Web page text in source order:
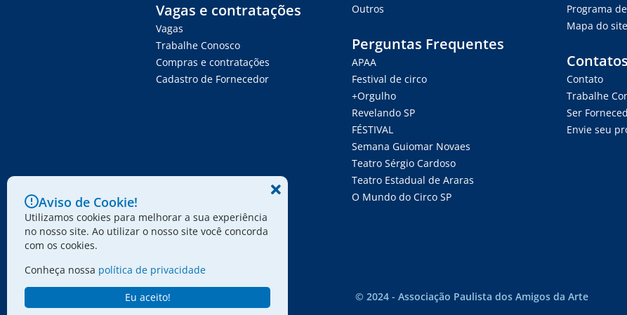
Vagas e contratações
Vagas
Trabalhe Conosco
Compras e contratações
Cadastro de Fornecedor
Outros
Perguntas Frequentes
APAA
Festival de circo
+Orgulho
Revelando SP
FÉSTIVAL
Semana Guiomar Novaes
Teatro Sérgio Cardoso
Teatro Estadual de Araras
O Mundo do Circo SP
Programa
Mapa do site
Contatos
Contato
Trabalhe
Ser
Envie seu
© 2024 - Associação Paulista dos Amigos da Arte
Aviso de Cookie!
Utilizamos cookies para melhorar a sua experiência
no nosso site. Ao utilizar o nosso site você concorda
com os cookies.
Conheça nossa política de privacidade
Eu aceito!